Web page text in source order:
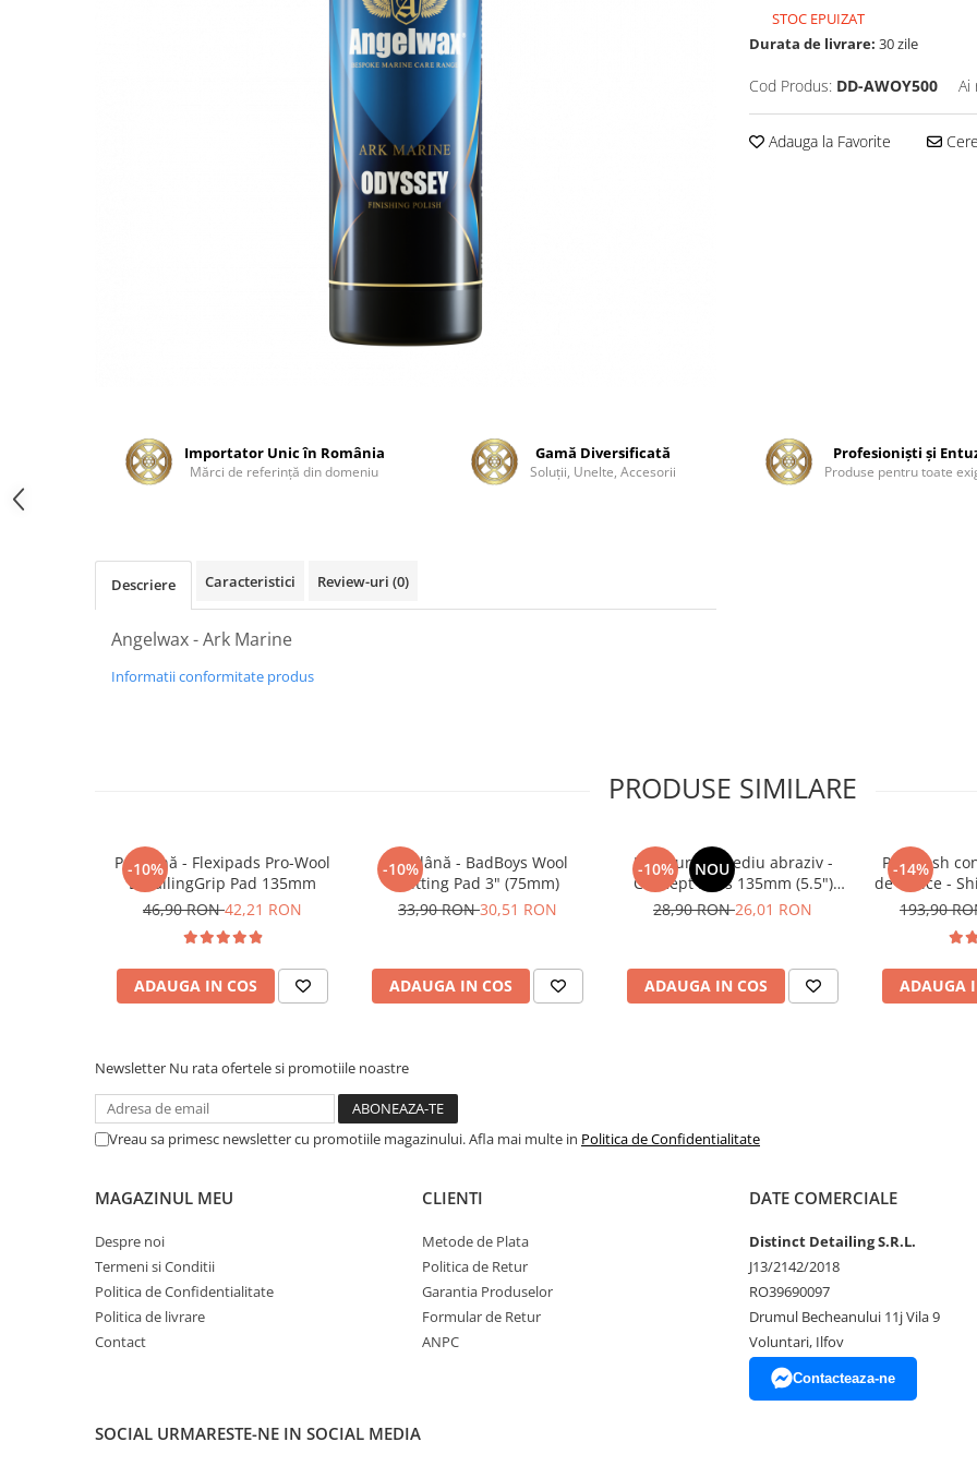
Plastice
Tratamente şi Întreţinere
Prosoape Uscare
Lavete Microfibră
Aplicatoare Microfibră
Accesorii Detailing Auto
Pulverizatoare
Pensule şi Perii
Kit-uri Detailing
Seria PRO (5L & 25L)
Jante şi Anvelope
Compartiment Motor
Paint Protection Film (PPF)
Oferte Speciale
Detailing Outlet
Distinct Lifestyle
STOC EPUIZAT
Durata de livrare: 30 zile
Cod Produs: DD-AWOY500 Ai
Adauga la Favorite
Importator Unic în România
Mărci de referinţă din domeniu
Gamă Diversificată
Soluţii, Unelte, Accesorii
Profesionişti şi
Produse pentru toate
Descriere Caracteristici Review-uri (0)
Angelwax - Ark Marine
Informatii conformitate produs
PRODUSE SIMILARE
-10%
Pad lână - Flexipads Pro-Wool
DetailingGrip Pad 135mm
46,90 RON42,21 RON
ADAUGA IN COS
-10%
Pad lână - BadBoys Wool
Cutting Pad 3" (75mm)
33,90 RON30,51 RON
ADAUGA IN COS
-10% NOU
Pad burete mediu abraziv -
Concept Pads 135mm (5.5")
Yellow Polishing Pad
28,90 RON26,01 RON
ADAUGA IN COS
-14%
Pre-wash
de citrice -
193,90
ADAUGA
Newsletter Nu rata ofertele si promotiile noastre
Vreau sa primesc newsletter cu promotiile magazinului. Afla mai multe in Politica de Confidentialitate
MAGAZINUL MEU
Despre noi
Termeni si Conditii
Politica de Confidentialitate
Politica de livrare
Contact
CLIENTI
Metode de Plata
Politica de Retur
Garantia Produselor
Formular de Retur
ANPC
DATE COMERCIALE
Distinct Detailing S.R.L.
J13/2142/2018
RO39690097
Drumul Becheanului 11j Vila 9
Voluntari, Ilfov
Contacteaza-ne
SOCIAL URMARESTE-NE IN SOCIAL MEDIA